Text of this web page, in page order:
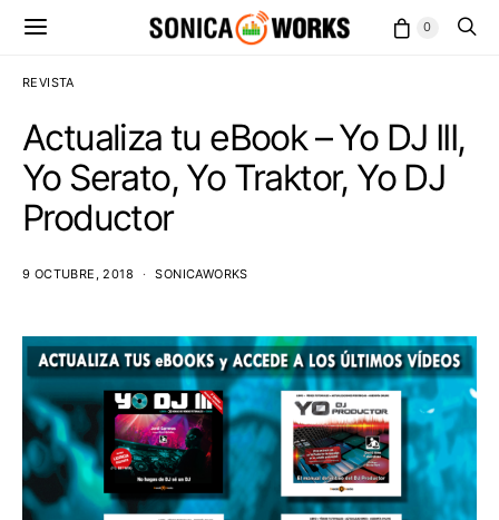
0
REVISTA
Actualiza tu eBook – Yo DJ III,
Yo Serato, Yo Traktor, Yo DJ
Productor
9 OCTUBRE, 2018 SONICAWORKS